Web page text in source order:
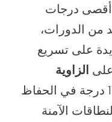
أقصى درجات
من الدورات،
على تسريع
الزاوية
يساعد قرب 110 درجة في الحفاظ
الآمنة